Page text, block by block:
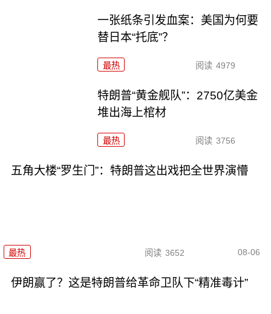
一张纸条引发血案：美国为何要
替日本“托底”？
最热 阅读 4979
特朗普“黄金舰队”：2750亿美金
堆出海上棺材
最热 阅读 3756
五角大楼“罗生门”：特朗普这出戏把全世界演懵
最热 阅读 3652 08-06
伊朗赢了？这是特朗普给革命卫队下“精准毒计”